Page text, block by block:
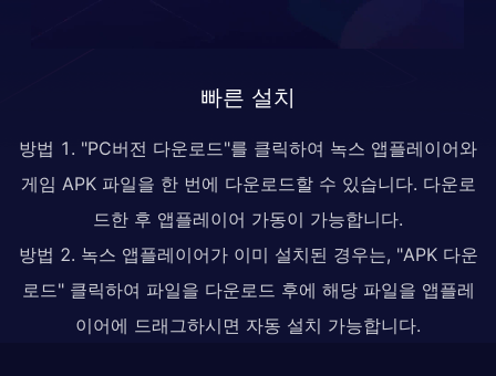
빠른 설치
방법 1. "PC버전 다운로드"를 클릭하여 녹스 앱플레이어와
게임 APK 파일을 한 번에 다운로드할 수 있습니다. 다운로
드한 후 앱플레이어 가동이 가능합니다.
방법 2. 녹스 앱플레이어가 이미 설치된 경우는, "APK 다운
로드" 클릭하여 파일을 다운로드 후에 해당 파일을 앱플레
이어에 드래그하시면 자동 설치 가능합니다.